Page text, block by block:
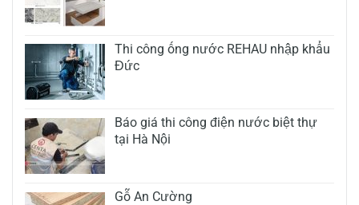
Thi công ống nước REHAU nhập khẩu
Đức
Báo giá thi công điện nước biệt thự
tại Hà Nội
Gỗ An Cường